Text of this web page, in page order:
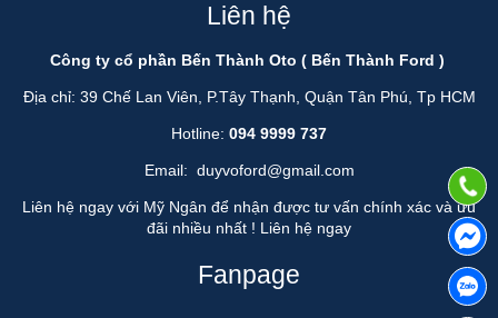
Liên hệ
Công ty cổ phần Bến Thành Oto ( Bến Thành Ford )
Địa chỉ: 39 Chế Lan Viên, P.Tây Thạnh, Quận Tân Phú, Tp HCM
Hotline: 094 9999 737
Email: duyvoford@gmail.com
Liên hệ ngay với Mỹ Ngân để nhận được tư vấn chính xác và ưu
đãi nhiều nhất ! Liên hệ ngay
Fanpage